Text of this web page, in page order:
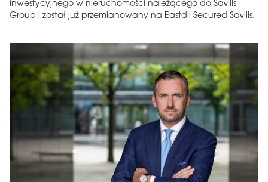
inwestycyjnego w nieruchomości należącego do Savills
Group i został już przemianowany na Eastdil Secured Savills.